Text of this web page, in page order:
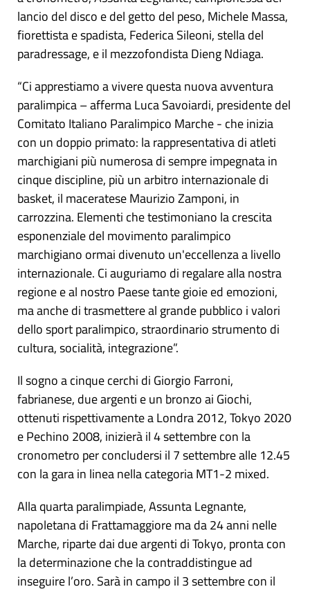
lancio del disco e del getto del peso, Michele Massa,
fiorettista e spadista, Federica Sileoni, stella del
paradressage, e il mezzofondista Dieng Ndiaga.
“Ci apprestiamo a vivere questa nuova avventura
paralimpica – afferma Luca Savoiardi, presidente del
Comitato Italiano Paralimpico Marche - che inizia
con un doppio primato: la rappresentativa di atleti
marchigiani più numerosa di sempre impegnata in
cinque discipline, più un arbitro internazionale di
basket, il maceratese Maurizio Zamponi, in
carrozzina. Elementi che testimoniano la crescita
esponenziale del movimento paralimpico
marchigiano ormai divenuto un'eccellenza a livello
internazionale. Ci auguriamo di regalare alla nostra
regione e al nostro Paese tante gioie ed emozioni,
ma anche di trasmettere al grande pubblico i valori
dello sport paralimpico, straordinario strumento di
cultura, socialità, integrazione”.
Il sogno a cinque cerchi di Giorgio Farroni,
fabrianese, due argenti e un bronzo ai Giochi,
ottenuti rispettivamente a Londra 2012, Tokyo 2020
e Pechino 2008, inizierà il 4 settembre con la
cronometro per concludersi il 7 settembre alle 12.45
con la gara in linea nella categoria MT1-2 mixed.
Alla quarta paralimpiade, Assunta Legnante,
napoletana di Frattamaggiore ma da 24 anni nelle
Marche, riparte dai due argenti di Tokyo, pronta con
la determinazione che la contraddistingue ad
inseguire l’oro. Sarà in campo il 3 settembre con il